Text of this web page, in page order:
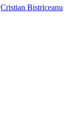
Cristian Bistriceanu